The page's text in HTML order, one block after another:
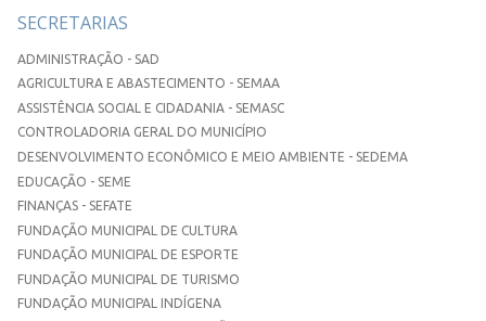
SECRETARIAS
ADMINISTRAÇÃO - SAD
AGRICULTURA E ABASTECIMENTO - SEMAA
ASSISTÊNCIA SOCIAL E CIDADANIA - SEMASC
CONTROLADORIA GERAL DO MUNICÍPIO
DESENVOLVIMENTO ECONÔMICO E MEIO AMBIENTE - SEDEMA
EDUCAÇÃO - SEME
FINANÇAS - SEFATE
FUNDAÇÃO MUNICIPAL DE CULTURA
FUNDAÇÃO MUNICIPAL DE ESPORTE
FUNDAÇÃO MUNICIPAL DE TURISMO
FUNDAÇÃO MUNICIPAL INDÍGENA